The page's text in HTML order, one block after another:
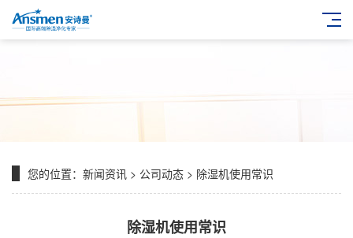
您的位置： 新闻资讯 > 公司动态 > 除湿机使用常识
除湿机使用常识